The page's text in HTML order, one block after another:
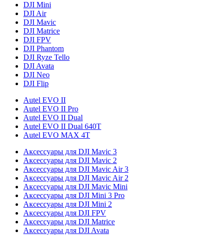
DJI Mini
DJI Air
DJI Mavic
DJI Matrice
DJI FPV
DJI Phantom
DJI Ryze Tello
DJI Avata
DJI Neo
DJI Flip
Autel EVO II
Autel EVO II Pro
Autel EVO II Dual
Autel EVO II Dual 640T
Autel EVO MAX 4T
Аксессуары для DJI Mavic 3
Аксессуары для DJI Mavic 2
Аксессуары для DJI Mavic Air 3
Аксессуары для DJI Mavic Air 2
Аксессуары для DJI Mavic Mini
Аксессуары для DJI Mini 3 Pro
Аксессуары для DJI Mini 2
Аксессуары для DJI FPV
Аксессуары для DJI Matrice
Аксессуары для DJI Avata